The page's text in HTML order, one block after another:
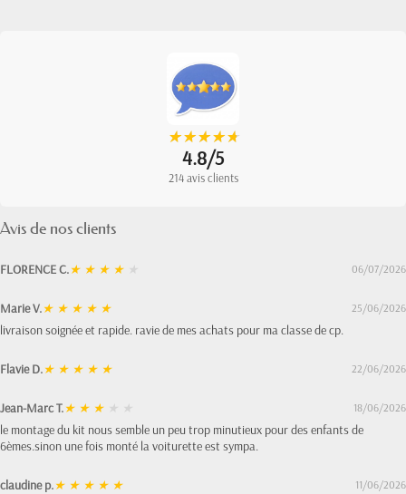
★
★★
★★
★★
★★
★
4.8/5
214 avis clients
Avis de nos clients
FLORENCE C.★ ★ ★ ★ ★ 06/07/2026
Marie V.★ ★ ★ ★ ★ 25/06/2026
livraison soignée et rapide. ravie de mes achats pour ma classe de cp.
Flavie D.★ ★ ★ ★ ★ 22/06/2026
Jean-Marc T.★ ★ ★ ★ ★ 18/06/2026
le montage du kit nous semble un peu trop minutieux pour des enfants de
6èmes.sinon une fois monté la voiturette est sympa.
claudine p.★ ★ ★ ★ ★ 11/06/2026